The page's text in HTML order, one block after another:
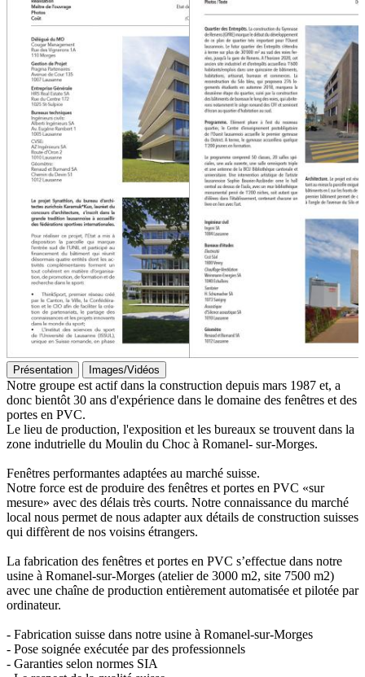
Présentation Images/Vidéos
Notre groupe est actif dans la construction depuis mars 1987 et, a
donc bientôt 30 ans d'expérience dans le domaine des fenêtres et des
portes en PVC.
Le lieu de production, l'exposition et les bureaux se trouvent dans la
zone indutrielle du Moulin du Choc à Romanel- sur-Morges.
Fenêtres performantes adaptées au marché suisse.
Notre force est de produire des fenêtres et portes en PVC «sur
mesure» avec des délais très courts. Notre connaissance du marché
local nous permet de nous adapter aux détails de construction suisses
qui diffèrent de nos voisins étrangers.
La fabrication des fenêtres et portes en PVC s’effectue dans notre
usine à Romanel-sur-Morges (atelier de 3000 m2, site 7500 m2)
avec une chaîne de production entièrement automatisée et pilotée par
ordinateur.
- Fabrication suisse dans notre usine à Romanel-sur-Morges
- Pose soignée exécutée par des professionnels
- Garanties selon normes SIA